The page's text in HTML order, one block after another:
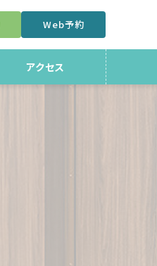
Web予約
アクセス